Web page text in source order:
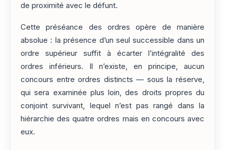
de proximité avec le défunt.
Cette préséance des ordres opère de manière
absolue : la présence d’un seul successible dans un
ordre supérieur suffit à écarter l’intégralité des
ordres inférieurs. Il n’existe, en principe, aucun
concours entre ordres distincts — sous la réserve,
qui sera examinée plus loin, des droits propres du
conjoint survivant, lequel n’est pas rangé dans la
hiérarchie des quatre ordres mais en concours avec
eux.